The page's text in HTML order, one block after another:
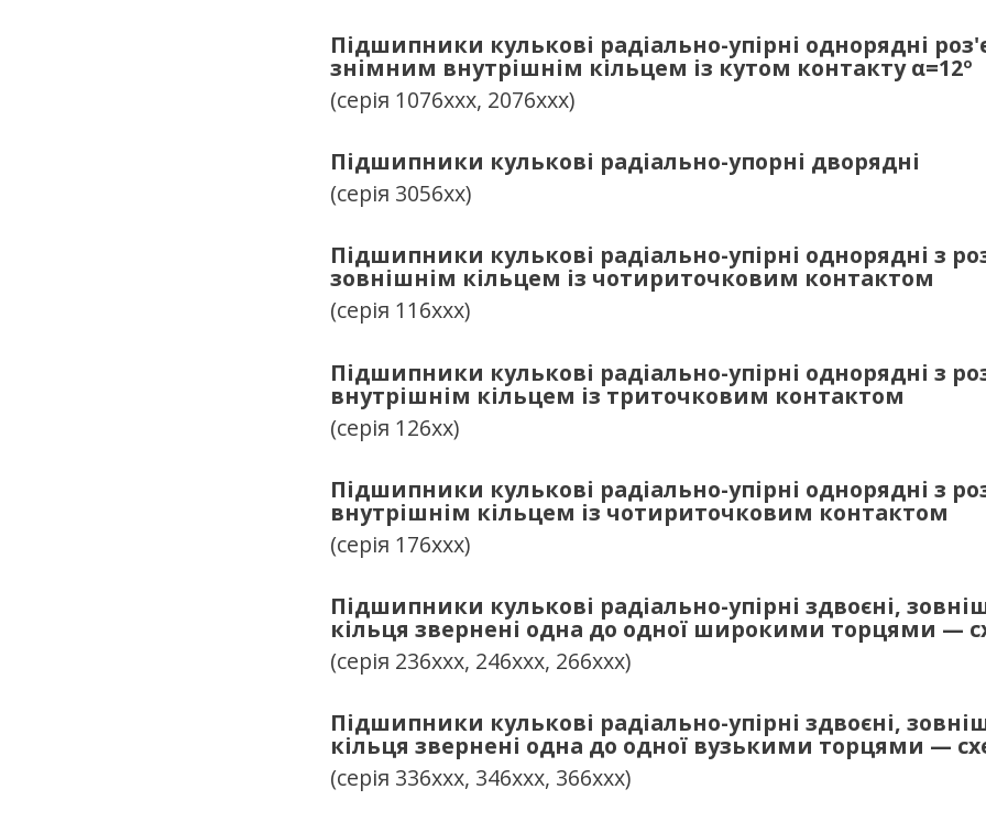
Підшипники кулькові радіально-упірні однорядні
знімним внутрішнім кільцем із кутом контактуα=12º
(серія 1076ххх, 2076ххх)
Підшипники кулькові радіально-упорні дворядні
(серія 3056хх)
Підшипники кулькові радіально-упірні однорядні з
зовнішнім кільцем із чотириточковим контактом
(серія 116ххх)
Підшипники кулькові радіально-упірні однорядні з
внутрішнім кільцем із триточковим контактом
(серія 126хх)
Підшипники кулькові радіально-упірні однорядні з
внутрішнім кільцем із чотириточковим контактом
(серія 176ххх)
Підшипники кулькові радіально-упірні здвоєні,
кільця звернені одна до одної широкими торцями —
(серія 236ххх, 246ххх, 266ххх)
Підшипники кулькові радіально-упірні здвоєні,
кільця звернені одна до одної вузькими торцями —
(серія 336ххх, 346ххх, 366ххх)